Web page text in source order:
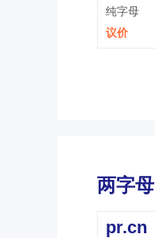
纯字母
议价
两字母
pr.cn